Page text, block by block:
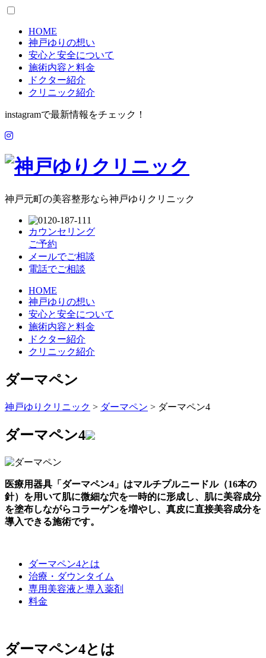
HOME
神戸ゆりの想い
安心と安全について
施術内容と料金
ドクター紹介
クリニック紹介
instagramで最新情報をチェック！
神戸元町の美容整形なら神戸ゆりクリニック
カウンセリング
ご予約
メールでご相談
電話でご相談
HOME
神戸ゆりの想い
安心と安全について
施術内容と料金
ドクター紹介
クリニック紹介
ダーマペン
神戸ゆりクリニック > ダーマペン > ダーマペン4
ダーマペン4
医療用器具「ダーマペン4」はマルチプルニードル（16本の
針）を用いて肌に微細な穴を一時的に形成し、肌に美容成分
を塗布しながらコラーゲンを増やし、真皮に直接美容成分を
導入できる施術です。
ダーマペン4とは
治療・ダウンタイム
専用美容液と導入薬剤
料金
ダーマペン4とは